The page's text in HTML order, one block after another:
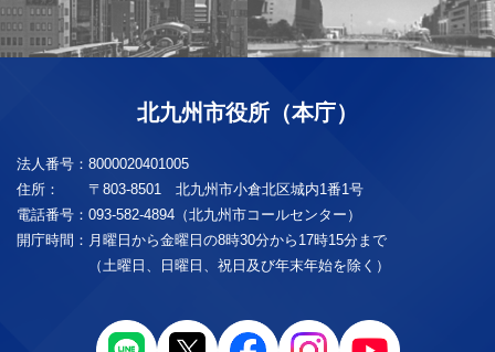
北九州市役所（本庁）
法人番号： 8000020401005
住所：
〒803-8501 北九州市小倉北区城内1番1号
電話番号： 093-582-4894（北九州市コールセンター）
開庁時間： 月曜日から金曜日の8時30分から17時15分まで
（土曜日、日曜日、祝日及び年末年始を除く）